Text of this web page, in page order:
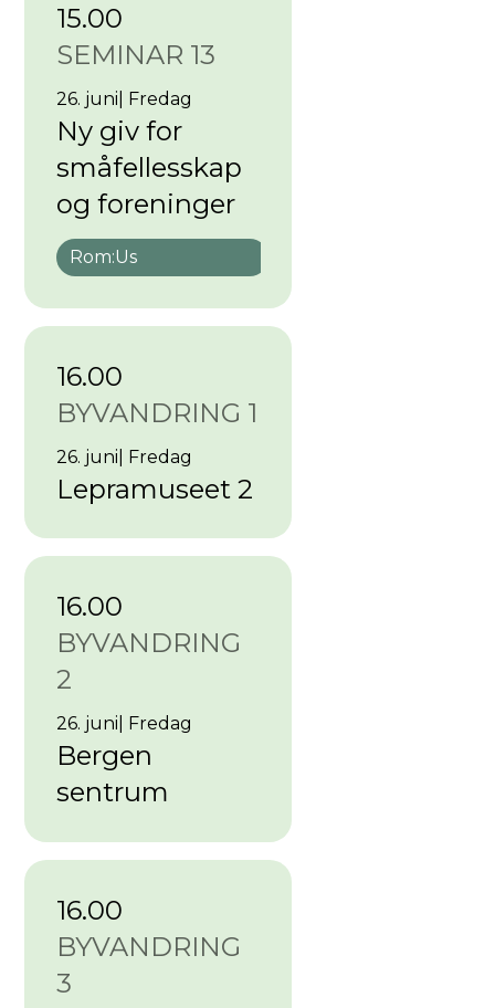
15.00
SEMINAR 13
26. juni Fredag
Ny giv for
småfellesskap
og foreninger
Rom:Us
16.00
BYVANDRING 1
26. juni Fredag
Lepramuseet 2
16.00
BYVANDRING
2
26. juni Fredag
Bergen
sentrum
16.00
BYVANDRING
3